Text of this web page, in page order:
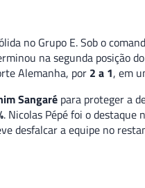
no Grupo E. Sob o
na segunda posição
Alemanha, por 2 a 1, em
Sangaré para proteger a
. Nicolas Pépé foi o destaque
desfalcar a equipe no